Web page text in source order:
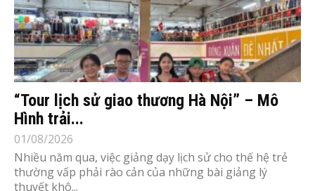
“Tour lịch sử giao thương Hà Nội” – Mô
Hình trải...
01/08/2026
Nhiều năm qua, việc giảng dạy lịch sử cho thế hệ trẻ
thường vấp phải rào cản của những bài giảng lý
thuyết khô...